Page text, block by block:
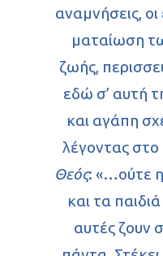
αναμνήσεις,
ματαίωση
ζωής,
εδώ σ’ αυτή
και αγάπη
λέγοντας στο
Θεός: «…ούτε
και τα
αυτές ζουν